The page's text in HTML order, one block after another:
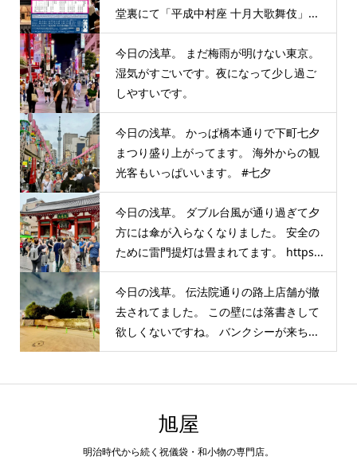
堂裏にて「平成中村座 十月大歌舞伎」...
今日の浅草。 まだ梅雨が明けない東京。
湿気がすごいです。夜になって少し過ご
しやすいです。
今日の浅草。 かっぱ橋本通りで下町七夕
まつり盛り上がってます。 海外からの観
光客もいっぱいいます。 #七夕
今日の浅草。 ダブル台風が通り過ぎて夕
方には傘が入らなくなりました。 安全の
ために雷門提灯は畳まれてます。 https...
今日の浅草。 伝法院通りの路上店舗が撤
去されてました。 この壁には落書きして
欲しくないですね。 バンクシーが来ち...
旭屋
明治時代から続く祝儀袋・和小物の専門店。